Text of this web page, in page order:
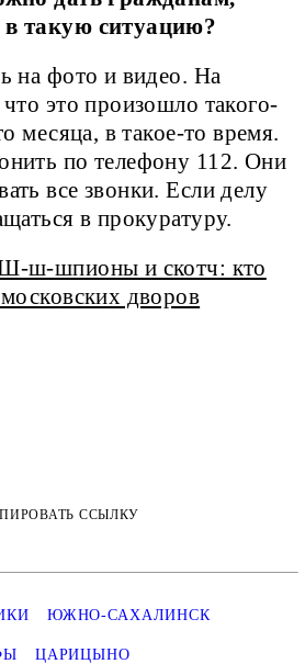
такую ситуацию?
на фото и видео. На
это произошло такого-
месяца, в такое-то время.
по телефону 112. Они
все звонки. Если делу
в прокуратуру.
ш-шпионы и скотч: кто
дворов
ССЫЛКУ
ЮЖНО-САХАЛИНСК
ЦАРИЦЫНО